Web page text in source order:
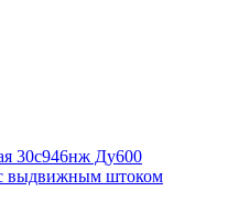
30с946нж Ду600
выдвижным штоком